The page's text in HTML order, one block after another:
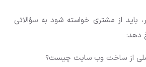
باید از مشتری خواسته شود به سؤالاتی
دهد:
از ساخت وب سایت چیست؟